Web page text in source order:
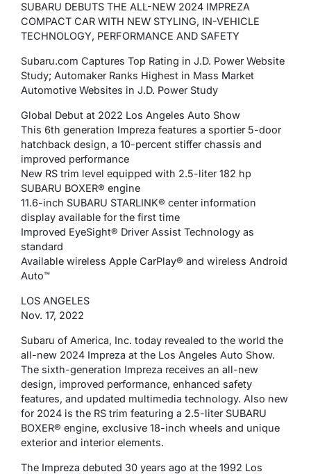
SUBARU DEBUTS THE ALL-NEW 2024 IMPREZA
COMPACT CAR WITH NEW STYLING, IN-VEHICLE
TECHNOLOGY, PERFORMANCE AND SAFETY
Subaru.com Captures Top Rating in J.D. Power Website
Study; Automaker Ranks Highest in Mass Market
Automotive Websites in J.D. Power Study
Global Debut at 2022 Los Angeles Auto Show
This 6th generation Impreza features a sportier 5-door
hatchback design, a 10-percent stiffer chassis and
improved performance
New RS trim level equipped with 2.5-liter 182 hp
SUBARU BOXER® engine
11.6-inch SUBARU STARLINK® center information
display available for the first time
Improved EyeSight® Driver Assist Technology as
standard
Available wireless Apple CarPlay® and wireless Android
Auto™
LOS ANGELES
Nov. 17, 2022
Subaru of America, Inc. today revealed to the world the
all-new 2024 Impreza at the Los Angeles Auto Show.
The sixth-generation Impreza receives an all-new
design, improved performance, enhanced safety
features, and updated multimedia technology. Also new
for 2024 is the RS trim featuring a 2.5-liter SUBARU
BOXER® engine, exclusive 18-inch wheels and unique
exterior and interior elements.
The Impreza debuted 30 years ago at the 1992 Los